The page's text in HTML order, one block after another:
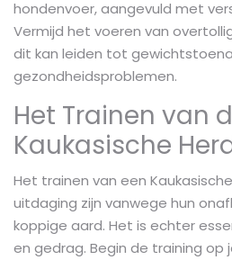
hondenvoer, aangevuld met
Vermijd het voeren van
dit kan leiden tot
gezondheidsproblemen.
Het Trainen van
Kaukasische
Het trainen van een
uitdaging zijn vanwege hun
koppige aard. Het is echter
en gedrag. Begin de training op